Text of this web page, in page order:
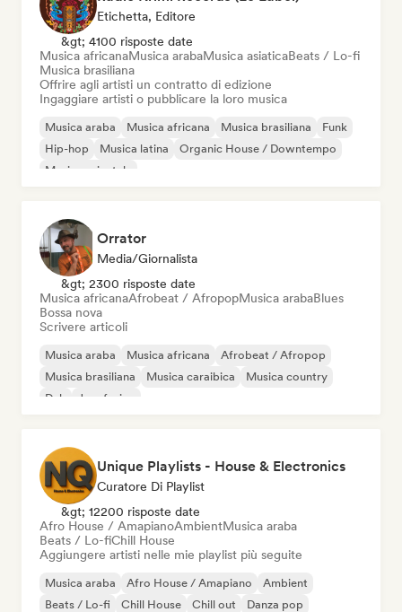
Etichetta, Editore
&gt; 4100 risposte date
Musica africanaMusica arabaMusica asiaticaBeats / Lo-fi
Musica brasiliana
Offrire agli artisti un contratto di edizione
Ingaggiare artisti o pubblicare la loro musica
Musica araba Musica africana Musica brasiliana
Funk
Hip-hop
Musica latina
Organic House / Downtempo
Musica orientale
Orrator
Media/Giornalista
&gt; 2300 risposte date
Musica africanaAfrobeat / AfropopMusica arabaBlues
Bossa nova
Scrivere articoli
Musica araba Musica africana
Afrobeat / Afropop
Musica brasiliana
Musica caraibica
Musica country
Dub
Jazz fusion
Unique Playlists - House & Electronics
Curatore Di Playlist
&gt; 12200 risposte date
Afro House / AmapianoAmbientMusica araba
Beats / Lo-fiChill House
Aggiungere artisti nelle mie playlist più seguite
Musica araba Afro House / Amapiano
Ambient
Beats / Lo-fi
Chill House Chill out
Danza pop